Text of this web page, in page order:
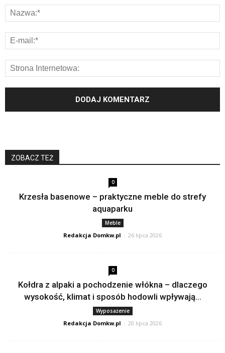
ZOBACZ TEŻ
0
Krzesła basenowe – praktyczne meble do strefy
aquaparku
Meble
Redakcja Domkw.pl - 26 lipca 2026
0
Kołdra z alpaki a pochodzenie włókna – dlaczego
wysokość, klimat i sposób hodowli wpływają...
Wyposażenie
Redakcja Domkw.pl - 20 lipca 2026